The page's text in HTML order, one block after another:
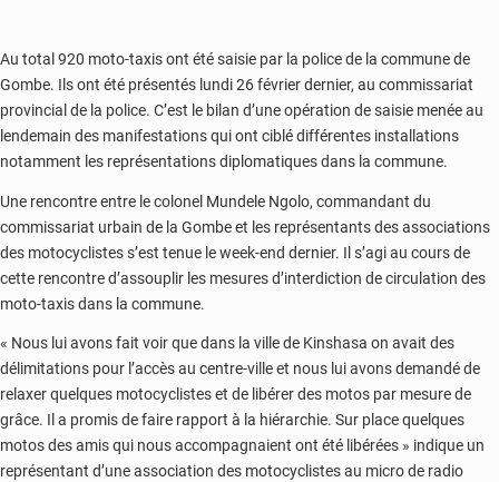
Au total 920 moto-taxis ont été saisie par la police de la commune de
Gombe. Ils ont été présentés lundi 26 février dernier, au commissariat
provincial de la police. C’est le bilan d’une opération de saisie menée au
lendemain des manifestations qui ont ciblé différentes installations
notamment les représentations diplomatiques dans la commune.
Une rencontre entre le colonel Mundele Ngolo, commandant du
commissariat urbain de la Gombe et les représentants des associations
des motocyclistes s’est tenue le week-end dernier. Il s’agi au cours de
cette rencontre d’assouplir les mesures d’interdiction de circulation des
moto-taxis dans la commune.
« Nous lui avons fait voir que dans la ville de Kinshasa on avait des
délimitations pour l’accès au centre-ville et nous lui avons demandé de
relaxer quelques motocyclistes et de libérer des motos par mesure de
grâce. Il a promis de faire rapport à la hiérarchie. Sur place quelques
motos des amis qui nous accompagnaient ont été libérées » indique un
représentant d’une association des motocyclistes au micro de radio